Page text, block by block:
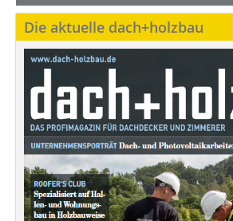
Die aktuelle dach+holzbau